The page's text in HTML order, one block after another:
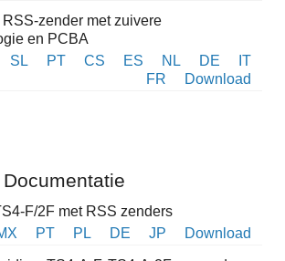
zender met zuivere
en PCBA
SL PT CS ES NL DE
IT
FR
Download
F/2F met RSS zenders
PT PL DE JP Download